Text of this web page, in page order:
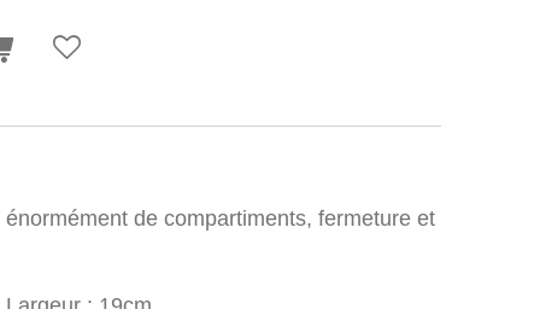
de compartiments, fermeture et